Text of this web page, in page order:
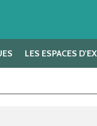
LES ESPACES